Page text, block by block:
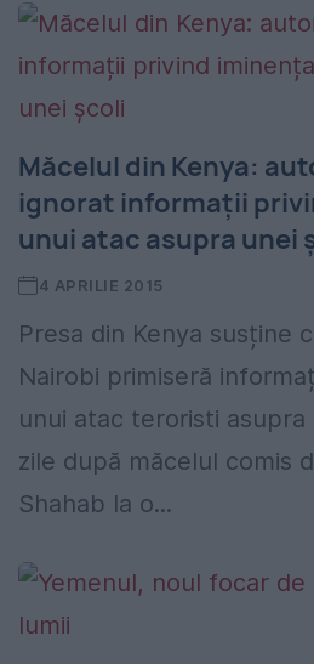
Măcelul din Kenya:
ignorat informații
unui atac asupra unei
4 APRILIE 2015
Presa din Kenya susține
Nairobi primiseră
unui atac teroristi
zile după măcelul comis
Shahab la o...